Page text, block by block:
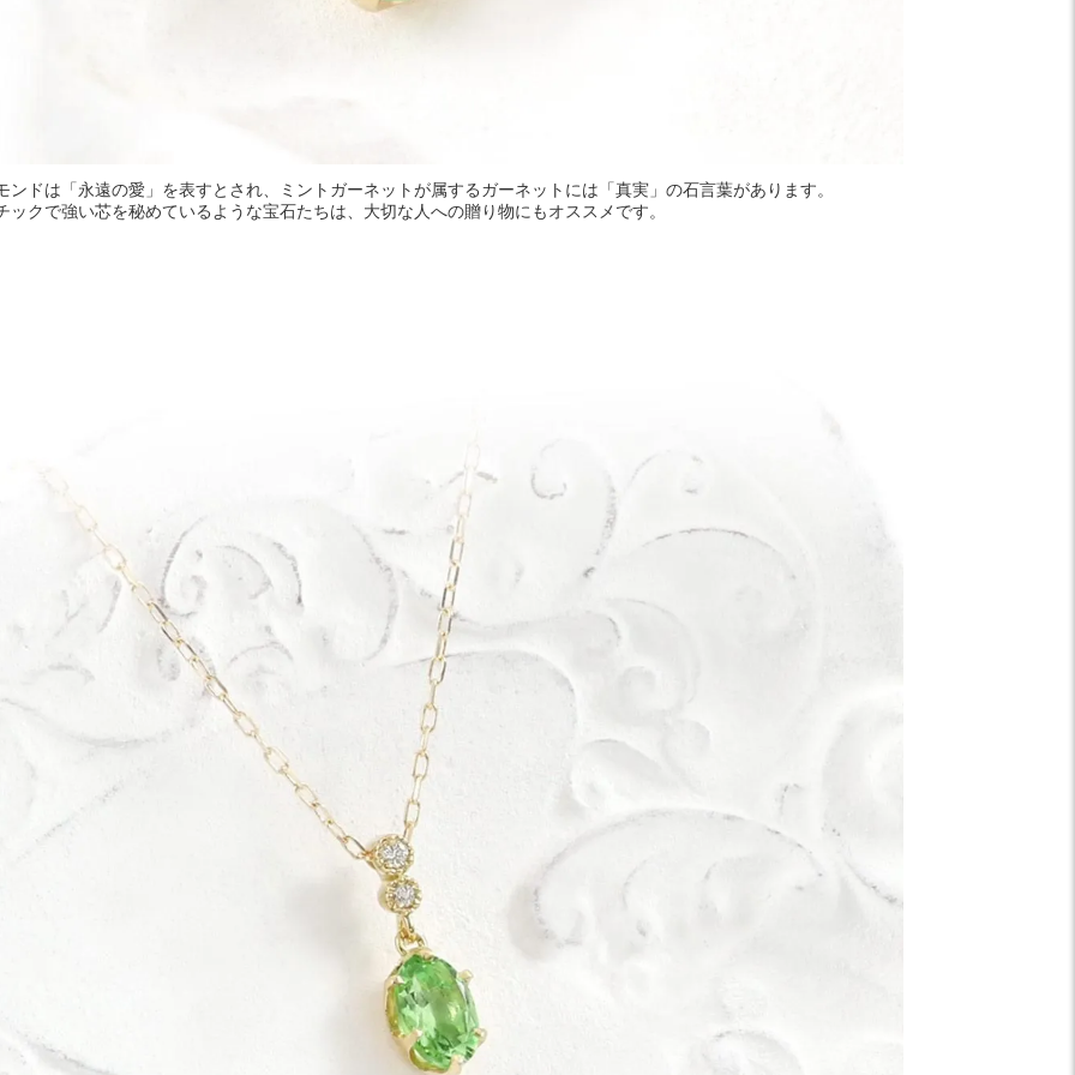
ンドは「永遠の愛」を表すとされ、ミントガーネットが属するガーネットには「真実」の石言葉があります。
ックで強い芯を秘めているような宝石たちは、大切な人への贈り物にもオススメです。